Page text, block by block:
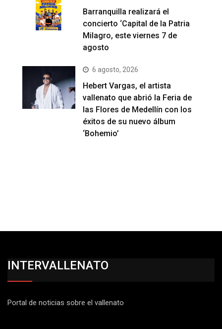
Barranquilla realizará el
concierto ‘Capital de la Patria
Milagro, este viernes 7 de
agosto
6 agosto, 2026
Hebert Vargas, el artista
vallenato que abrió la Feria de
las Flores de Medellín con los
éxitos de su nuevo álbum
‘Bohemio’
INTERVALLENATO
Portal de noticias sobre el vallenato